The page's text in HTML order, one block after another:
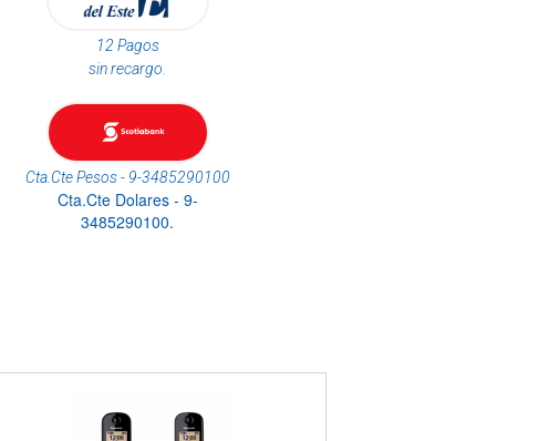
12 Pagos
sin recargo.
Cta.Cte Pesos - 9-3485290100
Cta.Cte Dolares - 9-
3485290100.